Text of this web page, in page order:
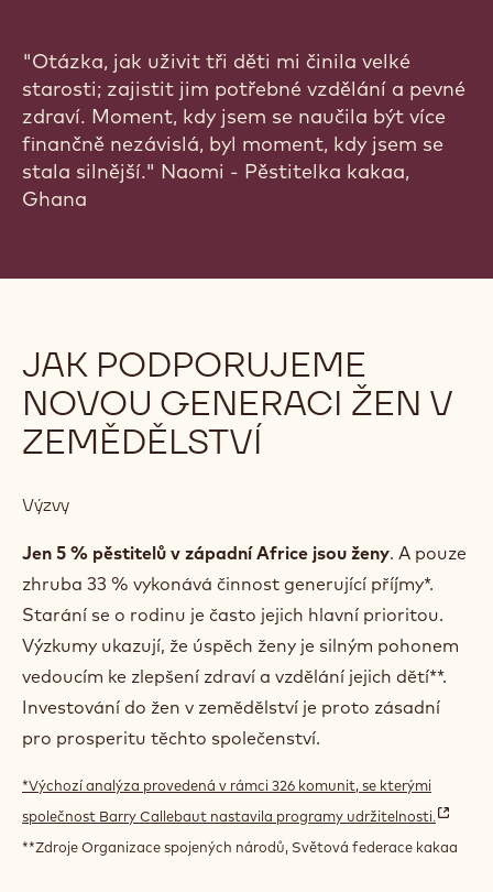
"Otázka, jak uživit tři děti mi činila velké
starosti; zajistit jim potřebné vzdělání a pevné
zdraví. Moment, kdy jsem se naučila být více
finančně nezávislá, byl moment, kdy jsem se
stala silnější." Naomi - Pěstitelka kakaa,
Ghana
JAK PODPORUJEME
NOVOU GENERACI ŽEN V
ZEMĚDĚLSTVÍ
Výzvy
Jen 5 % pěstitelů v západní Africe jsou ženy. A pouze
zhruba 33 % vykonává činnost generující příjmy*.
Starání se o rodinu je často jejich hlavní prioritou.
Výzkumy ukazují, že úspěch ženy je silným pohonem
vedoucím ke zlepšení zdraví a vzdělání jejich dětí**.
Investování do žen v zemědělství je proto zásadní
pro prosperitu těchto společenství.
*Výchozí analýza provedená v rámci 326 komunit, se kterými
společnost Barry Callebaut nastavila programy udržitelnosti.
**Zdroje Organizace spojených národů, Světová federace kakaa